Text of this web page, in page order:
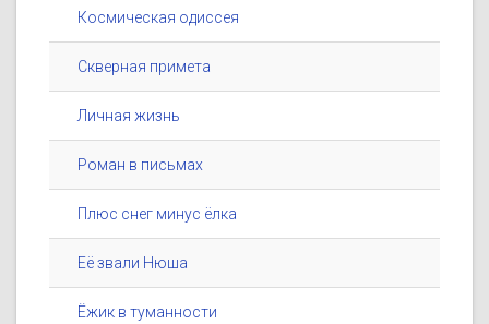
Космическая одиссея
Скверная примета
Личная жизнь
Роман в письмах
Плюс снег минус ёлка
Её звали Нюша
Ёжик в туманности